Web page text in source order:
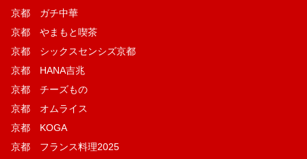
京都 ガチ中華
京都 やまもと喫茶
京都 シックスセンシズ京都
京都 HANA吉兆
京都 チーズもの
京都 オムライス
京都 KOGA
京都 フランス料理2025